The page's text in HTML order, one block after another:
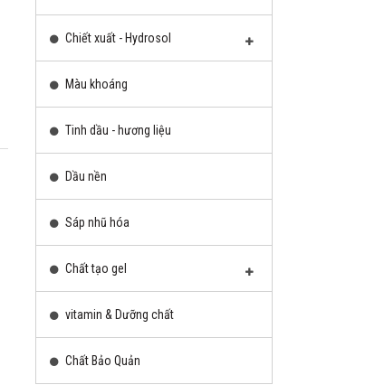
Chiết xuất - Hydrosol
Màu khoáng
Tinh dầu - hương liệu
Dầu nền
Sáp nhũ hóa
Chất tạo gel
vitamin & Dưỡng chất
Chất Bảo Quản